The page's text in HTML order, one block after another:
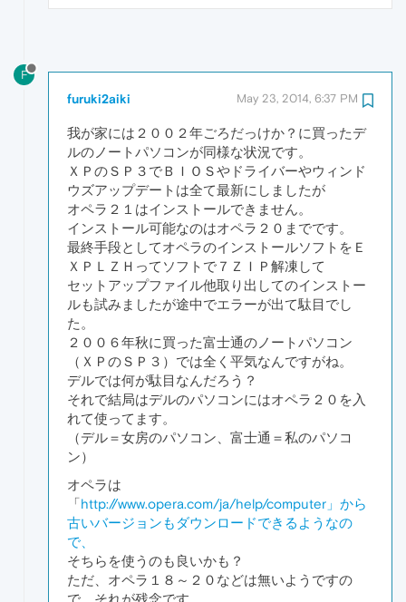
F
furuki2aiki May 23, 2014, 6:37 PM
我が家には２００２年ごろだっけか？に買ったデ
ルのノートパソコンが同様な状況です。
ＸＰのＳＰ３でＢＩＯＳやドライバーやウィンド
ウズアップデートは全て最新にしましたが
オペラ２１はインストールできません。
インストール可能なのはオペラ２０までです。
最終手段としてオペラのインストールソフトをＥ
ＸＰＬＺＨってソフトで７ＺＩＰ解凍して
セットアップファイル他取り出してのインストー
ルも試みましたが途中でエラーが出て駄目でし
た。
２００６年秋に買った富士通のノートパソコン
（ＸＰのＳＰ３）では全く平気なんですがね。
デルでは何が駄目なんだろう？
それで結局はデルのパソコンにはオペラ２０を入
れて使ってます。
（デル＝女房のパソコン、富士通＝私のパソコ
ン）
オペラは
「http://www.opera.com/ja/help/computer」から
古いバージョンもダウンロードできるようなの
で、
そちらを使うのも良いかも？
ただ、オペラ１８～２０などは無いようですの
で、それが残念です。